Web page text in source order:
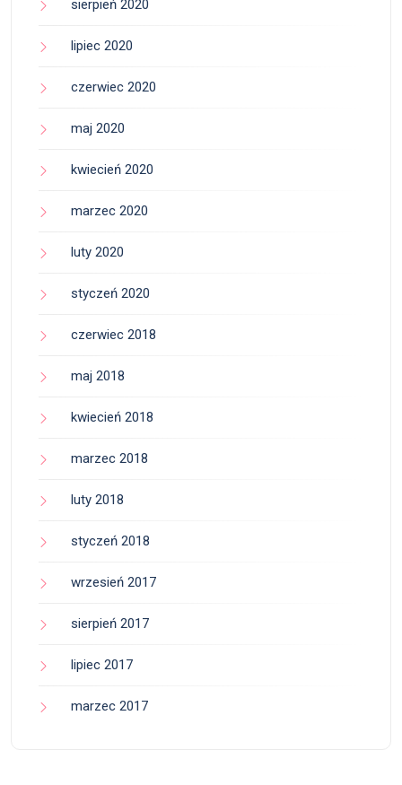
sierpień 2020
lipiec 2020
czerwiec 2020
maj 2020
kwiecień 2020
marzec 2020
luty 2020
styczeń 2020
czerwiec 2018
maj 2018
kwiecień 2018
marzec 2018
luty 2018
styczeń 2018
wrzesień 2017
sierpień 2017
lipiec 2017
marzec 2017